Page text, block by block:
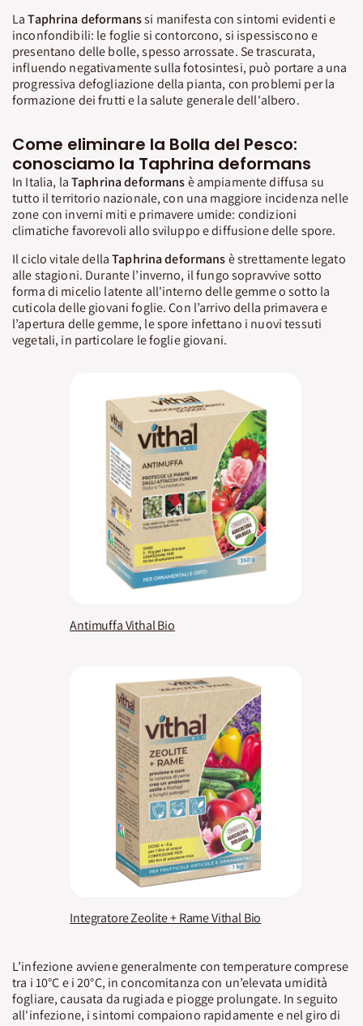
LaTaphrina deformanssi manifesta con sintomi evidenti e
inconfondibili: le foglie si contorcono, si ispessiscono e
presentano delle bolle, spesso arrossate. Se trascurata,
influendo negativamente sulla fotosintesi, può portare a una
progressiva defogliazione della pianta, con problemi per la
formazione dei frutti e la salute generale dell'albero.
Come eliminare la Bolla del Pesco:
conosciamo la Taphrina deformans
In Italia, laTaphrina deformansè ampiamente diffusa su
tutto il territorio nazionale, con una maggiore incidenza nelle
zone con inverni miti e primavere umide: condizioni
climatiche favorevoli allo sviluppo e diffusione delle spore.
Il ciclo vitale dellaTaphrina deformansè strettamente legato
alle stagioni. Durante l’inverno, il fungo sopravvive sotto
forma di micelio latente all'interno delle gemme o sotto la
cuticola delle giovani foglie. Con l’arrivo della primavera e
l’apertura delle gemme, le spore infettano i nuovi tessuti
vegetali, in particolare le foglie giovani.
Antimuffa Vithal Bio
Integratore Zeolite + Rame Vithal Bio
L’infezione avviene generalmente con temperature comprese
tra i 10°C e i 20°C, in concomitanza con un’elevata umidità
fogliare, causata da rugiada e piogge prolungate. In seguito
all'infezione, i sintomi compaiono rapidamente e nel giro di